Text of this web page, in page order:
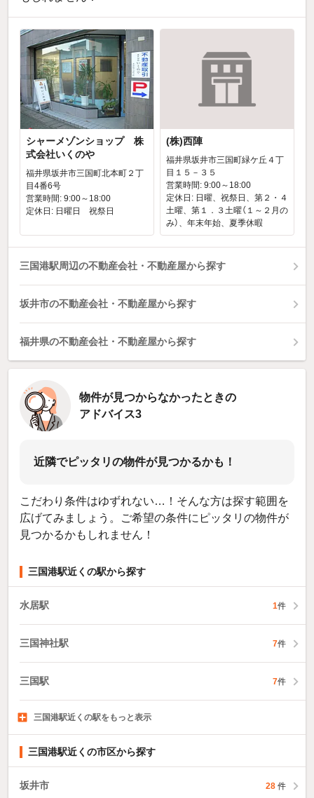
シャーメゾンショップ 株
式会社いくのや
福井県坂井市三国町北本町２丁
目4番6号
営業時間: 9:00～18:00
定休日: 日曜日 祝祭日
(株)西陣
福井県坂井市三国町緑ケ丘４丁
目１５－３５
営業時間: 9:00～18:00
定休日: 日曜、祝祭日、第２・４
土曜、第１．３土曜（１～２月の
み）、年末年始、夏季休暇
三国港駅周辺の不動産会社・不動産屋から探す
坂井市の不動産会社・不動産屋から探す
福井県の不動産会社・不動産屋から探す
物件が見つからなかったときの
アドバイス3
近隣でピッタリの物件が見つかるかも！
こだわり条件はゆずれない…！そんな方は探す範囲を
広げてみましょう。ご希望の条件にピッタリの物件が
見つかるかもしれません！
三国港駅近くの駅から探す
水居駅 1件
三国神社駅 7件
三国駅 7件
春江駅20件
丸岡駅6件
太郎丸エンゼルランド駅 5件
三国港駅近くの駅をもっと表示
三国港駅近くの市区から探す
坂井市 28 件